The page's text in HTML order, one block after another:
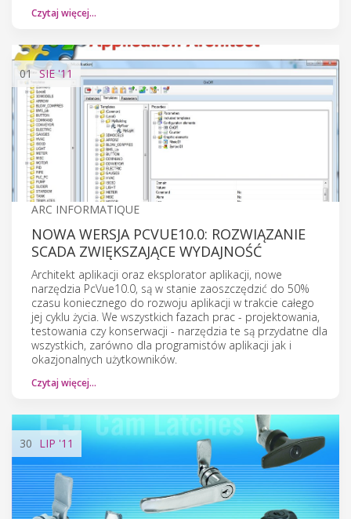
Czytaj więcej…
01 SIE'11
ARC INFORMATIQUE
NOWA WERSJA PCVUE10.0: ROZWIĄZANIE
SCADA ZWIĘKSZAJĄCE WYDAJNOŚĆ
Architekt aplikacji oraz eksplorator aplikacji, nowe
narzędzia PcVue10.0, są w stanie zaoszczędzić do 50%
czasu koniecznego do rozwoju aplikacji w trakcie całego
jej cyklu życia. We wszystkich fazach prac - projektowania,
testowania czy konserwacji - narzędzia te są przydatne dla
wszystkich, zarówno dla programistów aplikacji jak i
okazjonalnych użytkowników.
Czytaj więcej…
30 LIP '11